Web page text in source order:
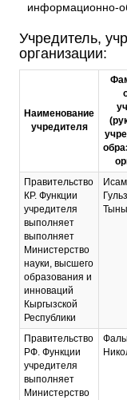
информационно-
Учредитель,
организации:
Наименование
учредителя
Правительство
КР. Функции
учредителя
выполняет
выполняет
Министерство
науки, высшего
образования и
инноваций
Кыргызской
Республики
Правительство
РФ. Функции
учредителя
выполняет
Министерство